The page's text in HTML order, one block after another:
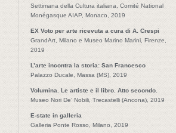
Settimana della Cultura italiana, Comité National
Monégasque AIAP, Monaco, 2019
EX Voto per arte ricevuta a cura di A. Crespi
GrandArt, Milano e Museo Marino Marini, Firenze,
2019
L’arte incontra la storia: San Francesco
Palazzo Ducale, Massa (MS), 2019
Volumina. Le artiste e il libro. Atto secondo.
Museo Nori De’ Nobili, Trecastelli (Ancona), 2019
E-state in galleria
Galleria Ponte Rosso, Milano, 2019